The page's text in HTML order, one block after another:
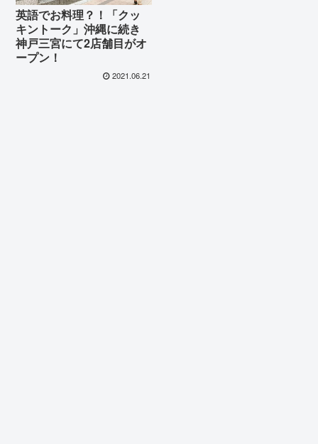
英語でお料理？！「クッ
キントーク」沖縄に続き
神戸三宮にて2店舗目がオ
ープン！
2021.06.21